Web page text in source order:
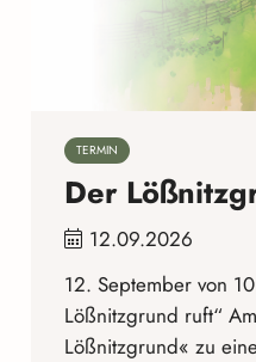
TERMIN
Der
12.09.2026
12. September von
Lößnitzgrund ruft“
Lößnitzgrund« zu